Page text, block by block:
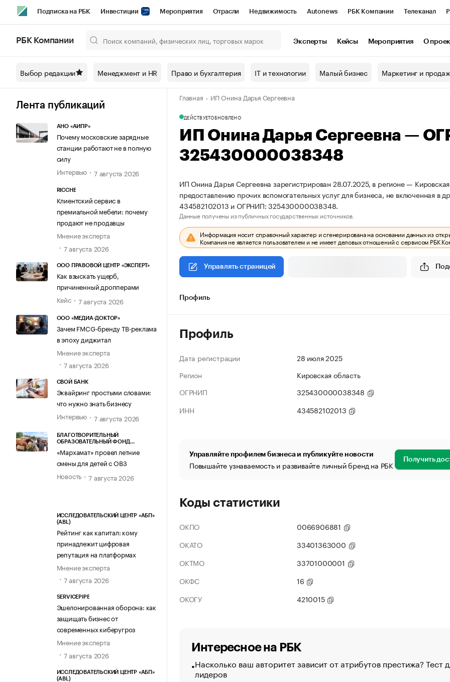
Подписка на РБК Инвестиции Мероприятия Отрасли Недвижимость Autonews РБК Компании Телеканал
Спецпроекты СПб Конференции СПб Спецпроекты Проверка контрагентов
Технологии и медиа Рынок наличной валюты
РБК Компании Эксперты Кейсы Мероприятия О
Выбор редакции Менеджмент и HR Право и бухгалтерия IT и технологии Малый бизнес Маркетинг и
Лента публикаций
АНО «АИПР»
Почему московские зарядные
станции работают не в полную
силу
Интервью
7 августа 2026
RICCHE
Клиентский сервис в
премиальной мебели: почему
продают не продавцы
Мнение эксперта
7 августа 2026
ООО ПРАВОВОЙ ЦЕНТР «ЭКСПЕРТ»
Как взыскать ущерб,
причиненный дропперами
Кейс
7 августа 2026
ООО «МЕДИА-ДОКТОР»
Зачем FMCG-бренду ТВ-реклама
в эпоху диджитал
Мнение эксперта
7 августа 2026
СВОЙ БАНК
Эквайринг простыми словами:
что нужно знать бизнесу
Интервью
7 августа 2026
БЛАГОТВОРИТЕЛЬНЫЙ
ОБРАЗОВАТЕЛЬНЫЙ ФОНД
«Мархамат» провел летние
смены для детей с ОВЗ
Новость
7 августа 2026
ИССЛЕДОВАТЕЛЬСКИЙ ЦЕНТР «АБП»
(ABL)
Рейтинг как капитал: кому
принадлежит цифровая
репутация на платформах
Мнение эксперта
7 августа 2026
SERVICEPIPE
Эшелонированная оборона: как
защищать бизнес от
современных киберугроз
Мнение эксперта
7 августа 2026
ИССЛЕДОВАТЕЛЬСКИЙ ЦЕНТР «АБП»
(ABL)
Главная ИП Онина Дарья Сергеевна
ДЕЙСТВУЕТОБНОВЛЕНО
ИП Онина Дарья Сергеевна —
325430000038348
ИП Онина Дарья Сергеевна зарегистрирован 28.07.2025, в регионе —
предоставлению прочих вспомогательных услуг для бизнеса, не включенная в
434582102013 и ОГРНИП: 325430000038348.
Данные получены из публичных государственных источников.
Информация носит справочный характер и сгенерирована на основании данных из
Компания не является пользователем и не имеет деловых отношений с сервисом РБК
Управлять страницей
Профиль
Профиль
Дата регистрации
28 июля 2025
Регион
Кировская область
ОГРНИП
325430000038348
ИНН
434582102013
Управляйте профилем бизнеса и публикуйте новости
Повышайте узнаваемость и развивайте личный бренд на РБК Получить
Коды статистики
ОКПО
0066906881
ОКАТО
33401363000
ОКТМО
33701000001
ОКФС
16
ОКОГУ
4210015
Интересное на РБК
Насколько ваш авторитет зависит от атрибутов престижа? Тест
лидеров